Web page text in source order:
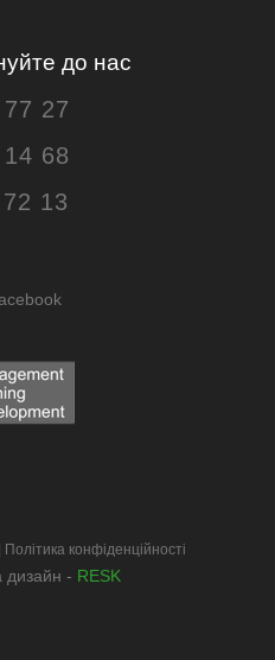
до нас
27
68
13
Політика конфіденційності
дизайн - RESK